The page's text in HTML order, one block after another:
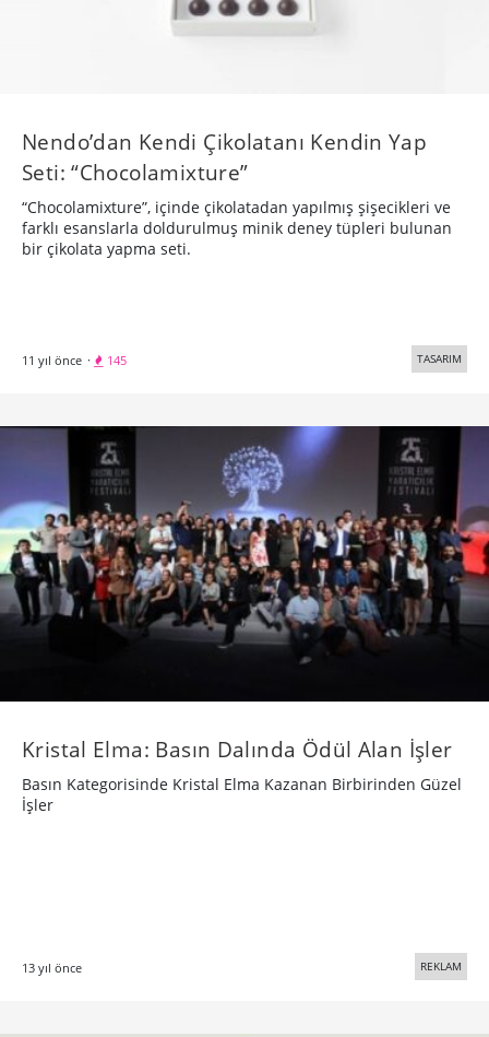
​Nendo’dan Kendi Çikolatanı Kendin Yap
Seti: “Chocolamixture”
“Chocolamixture”, içinde çikolatadan yapılmış şişecikleri ve
farklı esanslarla doldurulmuş minik deney tüpleri bulunan
bir çikolata yapma seti.
11 yıl önce · 145 TASARIM
Kristal Elma: Basın Dalında Ödül Alan İşler
Basın Kategorisinde Kristal Elma Kazanan Birbirinden Güzel
İşler
13 yıl önce REKLAM